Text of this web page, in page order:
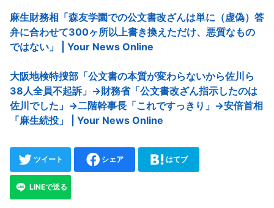
麻生財務相「森友学園での公文書改ざんは単に（虚偽）答
弁に合わせて300ヶ所以上書き換えただけ、悪質なもの
ではない」 | Your News Online
大阪地検特捜部「公文書の本質が変わらないから佐川ら
38人全員不起訴」→財務省「公文書改ざん指示したのは
佐川でした」→二階幹事長「これですっきり」→安倍首相
「麻生続投」 | Your News Online
ツイート シェア はてブ
LINEで送る